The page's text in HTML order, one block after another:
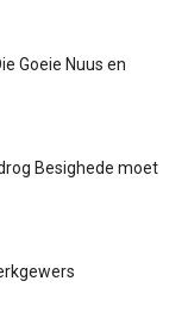
Goeie Nuus en
Besighede moet